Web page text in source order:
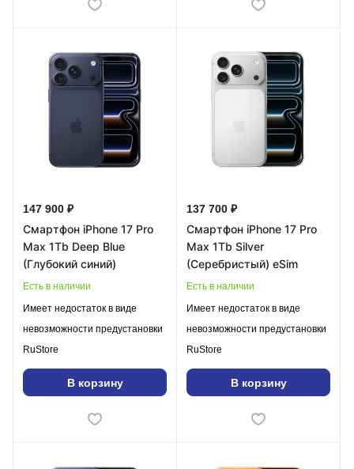
147 900 ₽
Смартфон iPhone 17 Pro
Max 1Tb Deep Blue
(Глубокий синий)
Есть в наличии
Имеет недостаток в виде
невозможности предустановки
RuStore
В корзину
137 700 ₽
Смартфон iPhone 17 Pro
Max 1Tb Silver
(Серебристый) eSim
Есть в наличии
Имеет недостаток в виде
невозможности предустановки
RuStore
В корзину